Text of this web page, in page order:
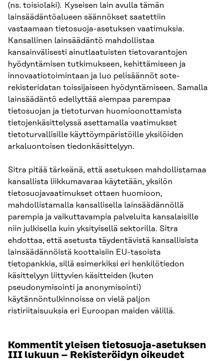
(ns. toisiolaki). Kyseisen lain avulla tämän
lainsäädäntöalueen säännökset saatettiin
vastaamaan tietosuoja-asetuksen vaatimuksia.
Kansallinen lainsäädäntö mahdollistaa
kansainvälisesti ainutlaatuisten tietovarantojen
hyödyntämisen tutkimukseen, kehittämiseen ja
innovaatiotoimintaan ja luo pelisäännöt sote-
rekisteridatan toissijaiseen hyödyntämiseen. Samalla
lainsäädäntö edellyttää aiempaa parempaa
tietosuojan ja tietoturvan huomioonottamista
tietojenkäsittelyssä asettamalla vaatimukset
tietoturvallisille käyttöympäristöille yksilöiden
arkaluontoisen tiedonkäsittelyyn.
Sitra pitää tärkeänä, että asetuksen mahdollistamaa
kansallista liikkumavaraa käytetään, yksilön
tietosuojavaatimukset ottaen huomioon,
mahdollistamalla kansallisella lainsäädännöllä
parempia ja vaikuttavampia palveluita kansalaisille
niin julkisella kuin yksityisellä sektorilla. Sitra
ehdottaa, että asetusta täydentävistä kansallisista
lainsäädännöistä koottaisiin EU-tasoista
tietopankkia, sillä esimerkiksi eri henkilötiedon
käsittelyyn liittyvien käsitteiden (kuten
pseudonymisointi ja anonymisointi)
käytännöntulkinnoissa on vielä paljon
ristiriitaisuuksia eri Euroopan maiden välillä.
Kommentit yleisen tietosuoja-asetuksen
III lukuun – Rekisteröidyn oikeudet